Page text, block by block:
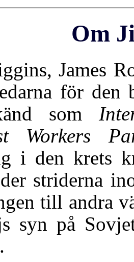
Om
James
för den
som
Workers
i den krets
striderna
till andra
syn på